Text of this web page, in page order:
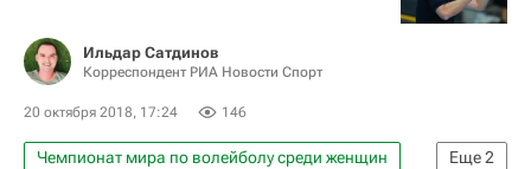
Ильдар Сатдинов
Корреспондент РИА Новости Спорт
20 октября 2018, 17:24 146
Еще2
Чемпионат мира по волейболу среди женщин